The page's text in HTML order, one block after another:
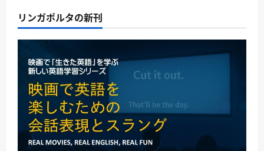
リンガポルタの新刊